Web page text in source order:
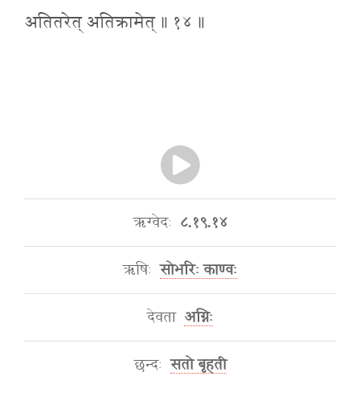
अतितरेत् अतिक्रामेत् ॥ १४ ॥
ऋग्वेदः ८.१९.१४
ऋषिः सोभरिः काण्वः
देवता अग्निः
छन्दः सतो बृहती